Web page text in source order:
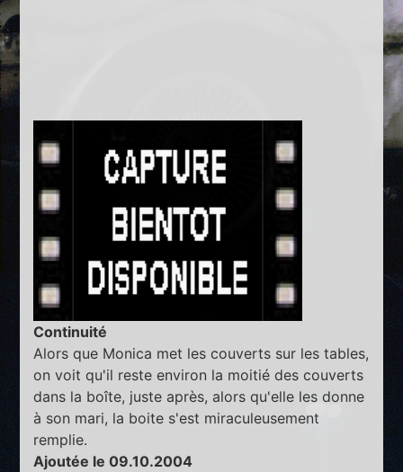
Continuité
Alors que Monica met les couverts sur les tables,
on voit qu'il reste environ la moitié des couverts
dans la boîte, juste après, alors qu'elle les donne
à son mari, la boite s'est miraculeusement
remplie.
Ajoutée le 09.10.2004